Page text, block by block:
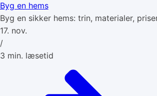
Byg en hems
Byg en sikker hems: trin, materialer,
17. nov.
/
3 min. læsetid